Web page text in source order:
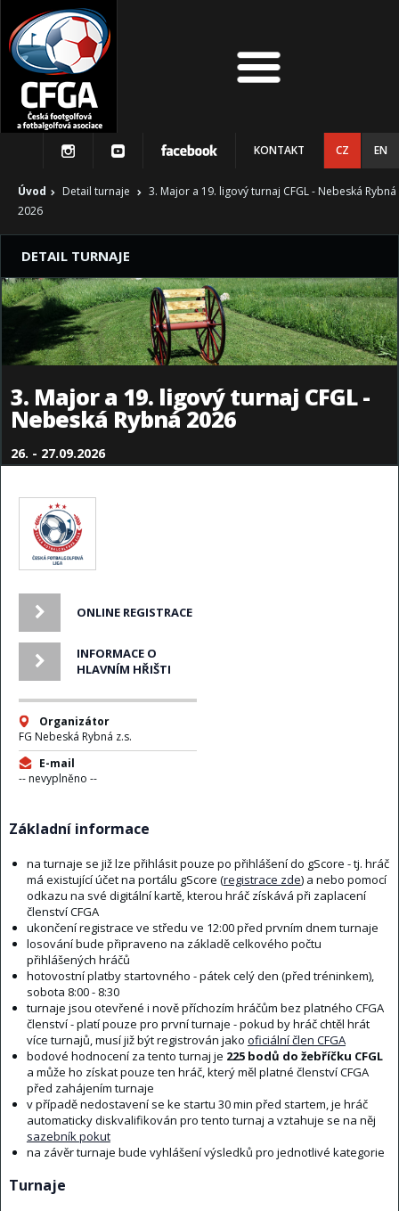
KONTAKT CZ EN
Úvod Detail turnaje
3. Major a 19. ligový turnaj CFGL - Nebeská Rybná
2026
DETAIL TURNAJE
3. Major a 19. ligový turnaj CFGL -
Nebeská Rybná 2026
26. - 27.09.2026
ONLINE REGISTRACE
INFORMACE O
HLAVNÍM HŘIŠTI
Organizátor
FG Nebeská Rybná z.s.
E-mail
-- nevyplněno --
Základní informace
na turnaje se již lze přihlásit pouze po přihlášení do gScore - tj. hráč
má existující účet na portálu gScore (registrace zde) a nebo pomocí
odkazu na své digitální kartě, kterou hráč získává při zaplacení
členství CFGA
ukončení registrace ve středu ve 12:00 před prvním dnem turnaje
losování bude připraveno na základě celkového počtu
přihlášených hráčů
hotovostní platby startovného - pátek celý den (před tréninkem),
sobota 8:00 - 8:30
turnaje jsou otevřené i nově příchozím hráčům bez platného CFGA
členství - platí pouze pro první turnaje - pokud by hráč chtěl hrát
více turnajů, musí již být registrován jako oficiální člen CFGA
bodové hodnocení za tento turnaj je 225 bodů do žebříčku CFGL
a může ho získat pouze ten hráč, který měl platné členství CFGA
před zahájením turnaje
v případě nedostavení se ke startu 30 min před startem, je hráč
automaticky diskvalifikován pro tento turnaj a vztahuje se na něj
sazebník pokut
na závěr turnaje bude vyhlášení výsledků pro jednotlivé kategorie
Turnaje